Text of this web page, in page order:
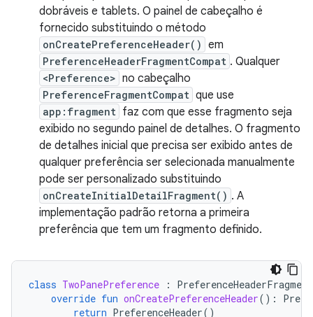
dobráveis e tablets. O painel de cabeçalho é
fornecido substituindo o método
onCreatePreferenceHeader() em
PreferenceHeaderFragmentCompat . Qualquer
<Preference> no cabeçalho
PreferenceFragmentCompat que use
app:fragment faz com que esse fragmento seja
exibido no segundo painel de detalhes. O fragmento
de detalhes inicial que precisa ser exibido antes de
qualquer preferência ser selecionada manualmente
pode ser personalizado substituindo
onCreateInitialDetailFragment() . A
implementação padrão retorna a primeira
preferência que tem um fragmento definido.
class TwoPanePreference :
override fun onCreatePreferenceHeader():
return PreferenceHeader()